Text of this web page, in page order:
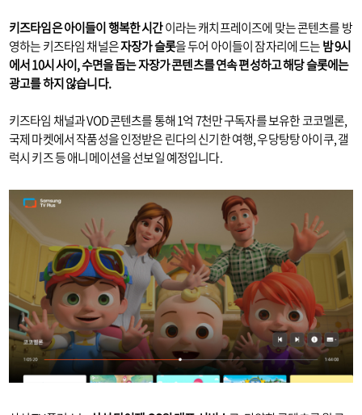
키즈타임은 아이들이 행복한 시간이라는 캐치프레이즈에 맞는 콘텐츠를 방
영하는 키즈타임 채널은자장가 슬롯을 두어 아이들이 잠자리에 드는밤 9시
에서 10시 사이, 수면을 돕는 자장가 콘텐츠를 연속 편성하고 해당 슬롯에는
광고를 하지 않습니다.
키즈타임 채널과 VOD 콘텐츠를 통해 1억 7천만 구독자를 보유한 코코멜론,
국제 마켓에서 작품성을 인정받은 린다의 신기한 여행, 우당탕탕 아이쿠, 갤
럭시 키즈 등 애니메이션을 선보일 예정입니다.